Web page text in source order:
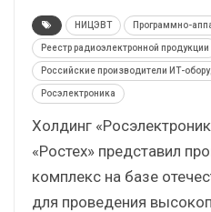
НИЦЭВТ Программно-
Реестр радиоэлектронной продукции
Российские производители ИТ-
Росэлектроника
Холдинг
«Ростех» представил
комплекс на базе
для проведения